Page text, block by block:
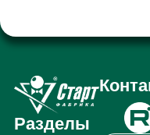
Разделы